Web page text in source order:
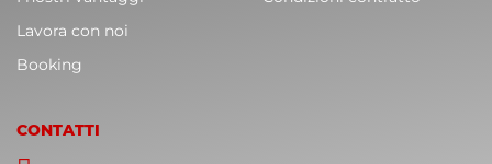
Lavora con noi
Booking
CONTATTI